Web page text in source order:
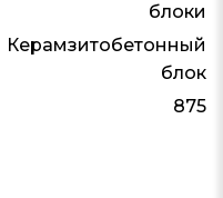
блоки
Керамзитобетонный
блок
875